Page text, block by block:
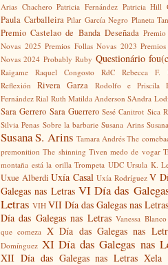
Arias Chachero Patricia Fernández Patricia Hill
Paula Carballeira Pilar García Negro Planeta
Premio Castelao de Banda Deseñada
Novas 2025 Premios Follas Novas 2023
Novas 2024 Probably Ruby Questionário
Raigame Raquel Congosto RdC
Rebecca F.
Reflexión
Rivera Garza Rodolfo e Priscila
Fernández Rial Ruth Matilda Anderson SAndra Lodi
Sara Gerrero Sara Guerrero Sesé Canitrot Sica
Silvia Penas Sobre la barbarie Susana Arins
Susana S. Arins Tamara Andrés The
premonition The shinning Tiven medo de vogar
montaña está la orilla Trompeta UDC Ursula K.
Uxue Alberdi Uxía Casal Uxía Rodríguez V
Galegas nas Letras VI Día das
Letras VIH VII Día das Galegas nas Letras
Día das Galegas nas Letras Vanessa Blanco
que comeza X Día das Galegas nas
Domínguez XI Día das Galegas nas
XII Día das Galegas nas Letras Xela